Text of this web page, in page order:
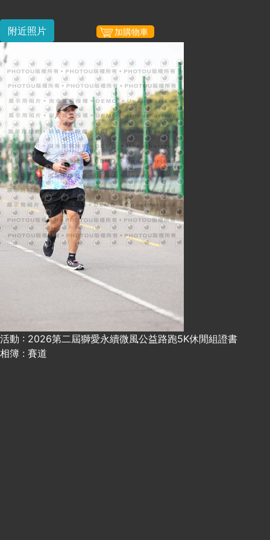
附近照片 加購物車
活動 : 2026第二屆獅愛永續微風公益路跑5K休閒組證書
相簿 : 賽道